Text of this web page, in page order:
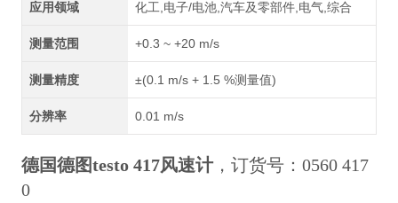
应用领域 化工,电子/电池,汽车及零部件,电气,综合
测量范围 +0.3 ~ +20 m/s
测量精度 ±(0.1 m/s + 1.5 %测量值)
分辨率 0.01 m/s
德国德图testo 417风速计，订货号：0560 417
0